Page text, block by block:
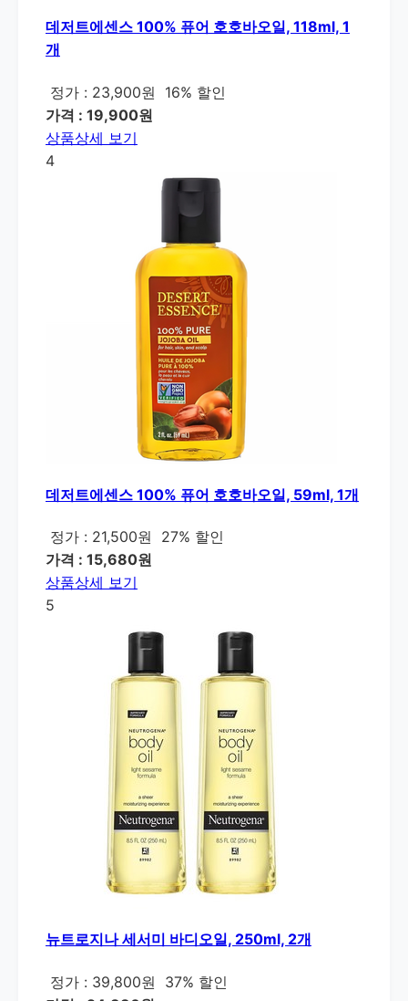
데저트에센스 100% 퓨어 호호바오일, 118ml, 1
개
정가 : 23,900원
16% 할인
가격 : 19,900원
상품상세 보기
4
데저트에센스 100% 퓨어 호호바오일, 59ml, 1개
정가 : 21,500원
27% 할인
가격 : 15,680원
상품상세 보기
5
뉴트로지나 세서미 바디오일, 250ml, 2개
정가 : 39,800원
37% 할인